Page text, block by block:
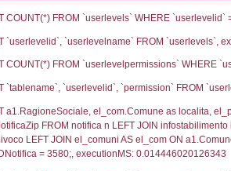
SEZIONE F (pubblico) -
SEZIONE H (pubblico) -
2012/18/UE